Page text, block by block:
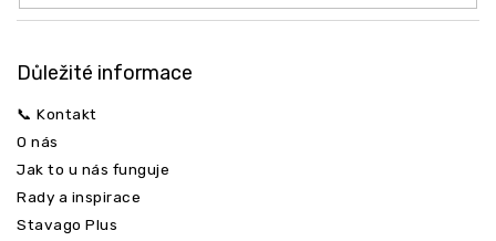
Důležité informace
📞 Kontakt
O nás
Jak to u nás funguje
Rady a inspirace
Stavago Plus